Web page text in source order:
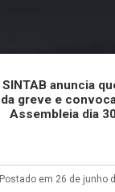
anuncia
greve e
Assembleia dia
Postado em 26 de junho